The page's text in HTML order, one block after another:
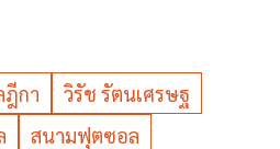
ฎีกา
วิรัช รัตนเศรษฐ
สนามฟุตซอล